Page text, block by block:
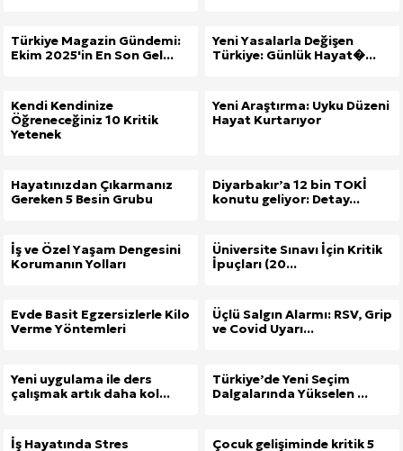
Türkiye Magazin Gündemi:
Ekim 2025'in En Son Gel...
Yeni Yasalarla Değişen
Türkiye: Günlük Hayat�...
Kendi Kendinize
Öğreneceğiniz 10 Kritik
Yetenek
Yeni Araştırma: Uyku Düzeni
Hayat Kurtarıyor
Hayatınızdan Çıkarmanız
Gereken 5 Besin Grubu
Diyarbakır’a 12 bin TOKİ
konutu geliyor: Detay...
İş ve Özel Yaşam Dengesini
Korumanın Yolları
Üniversite Sınavı İçin Kritik
İpuçları (20...
Evde Basit Egzersizlerle Kilo
Verme Yöntemleri
Üçlü Salgın Alarmı: RSV, Grip
ve Covid Uyarı...
Yeni uygulama ile ders
çalışmak artık daha kol...
Türkiye’de Yeni Seçim
Dalgalarında Yükselen ...
İş Hayatında Stres
Çocuk gelişiminde kritik 5